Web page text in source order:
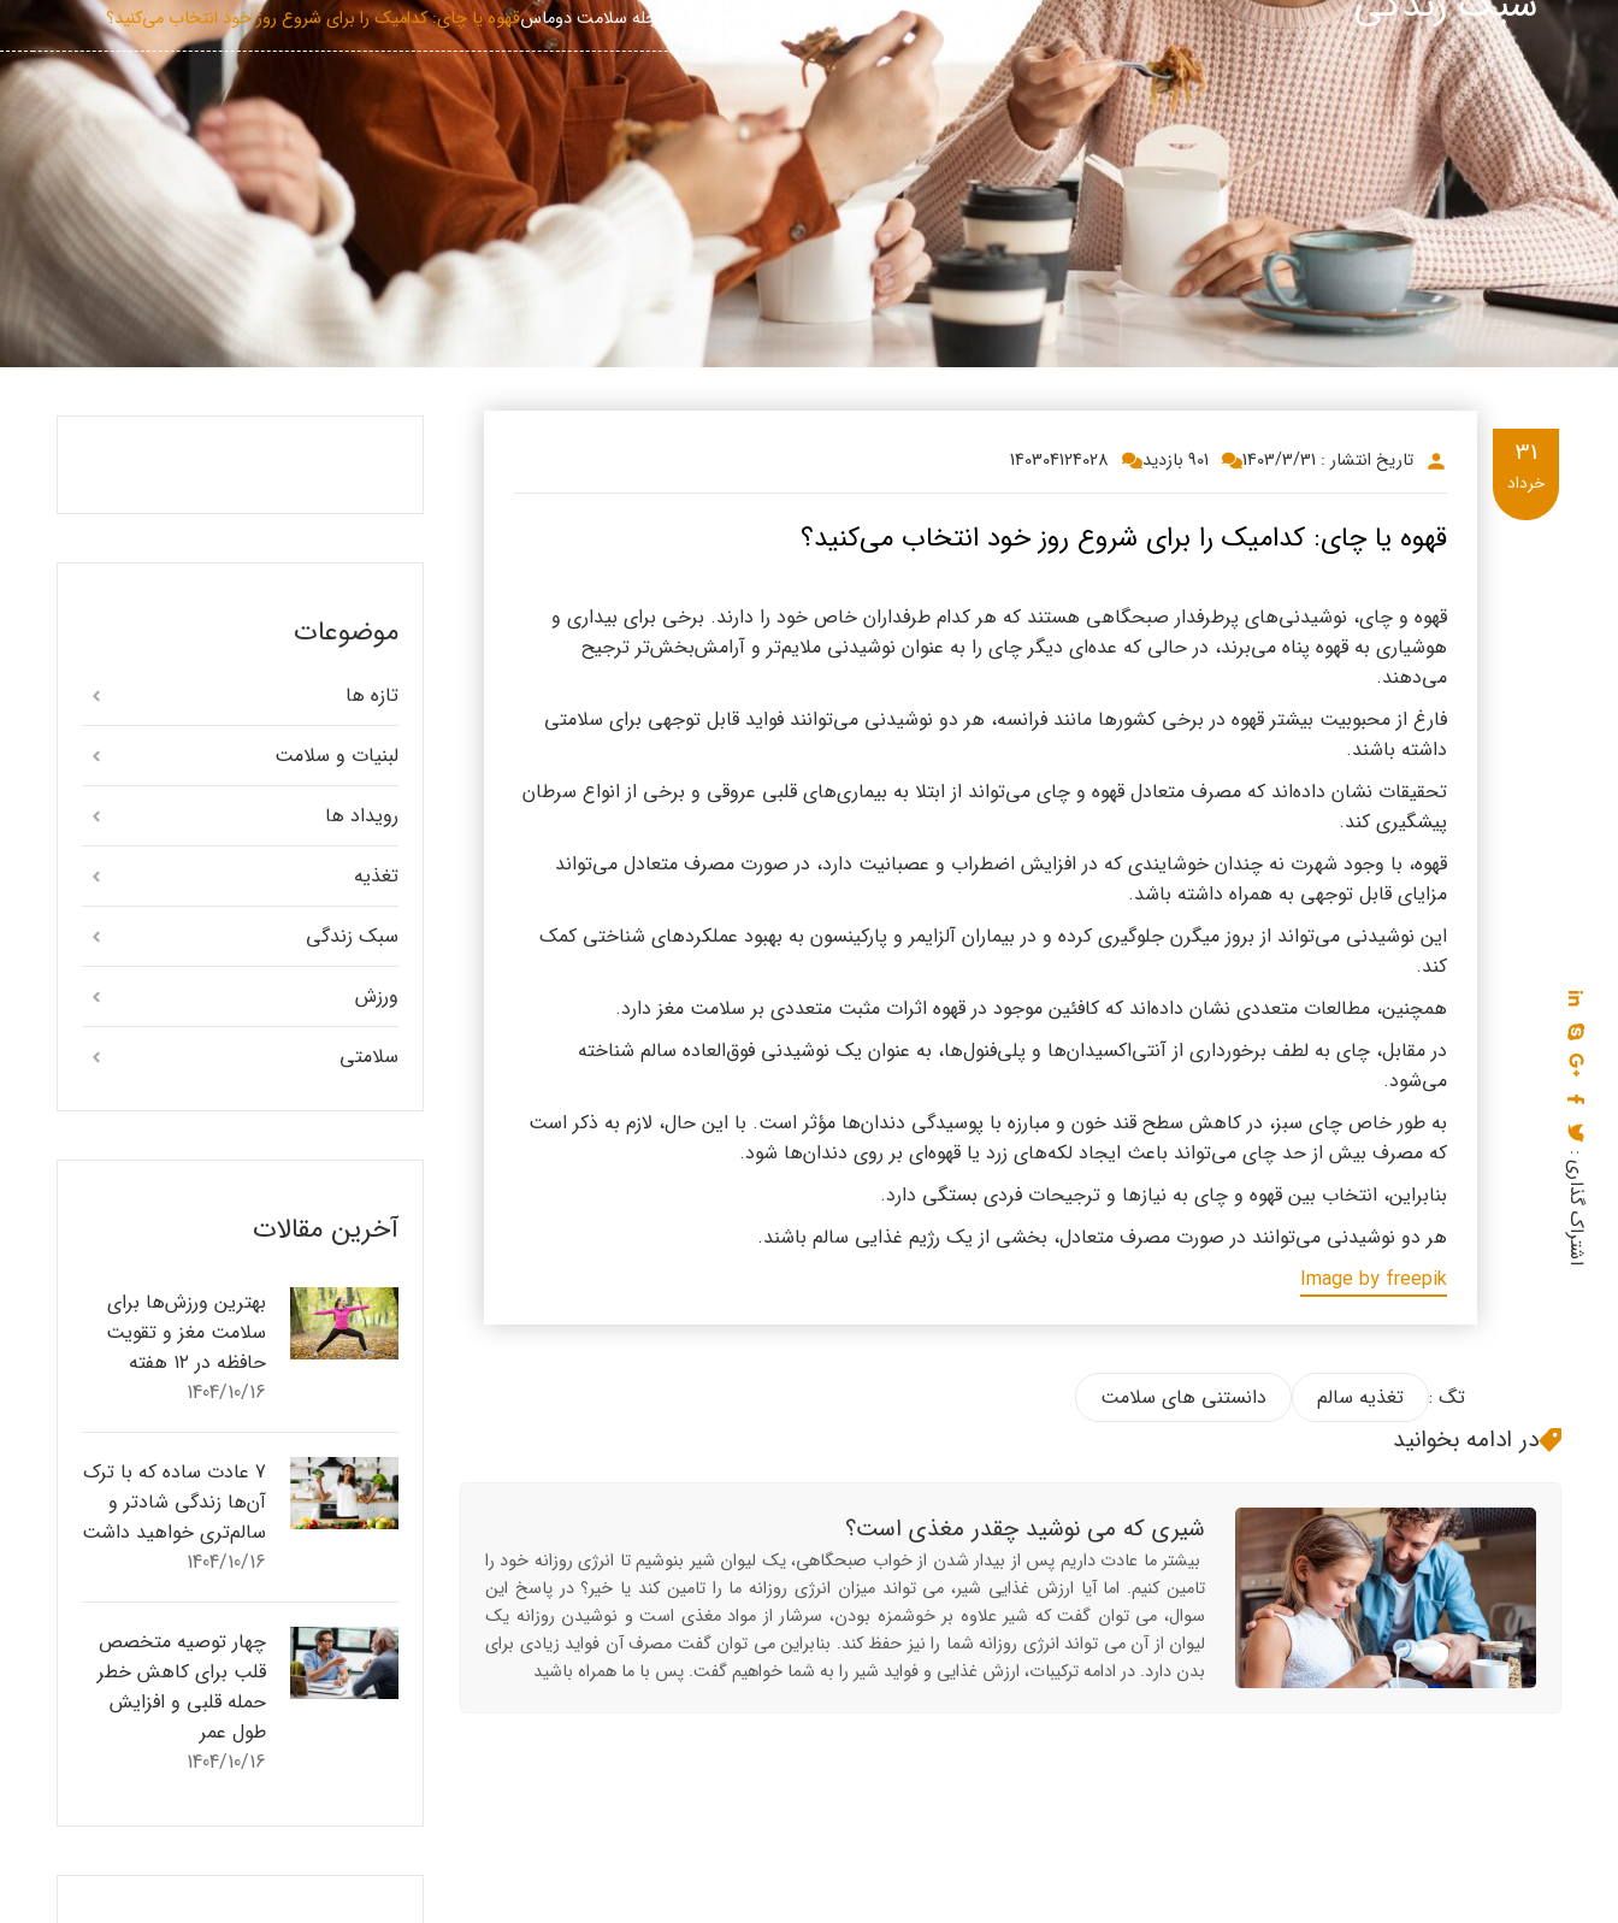
کشک
خامه
سینما دوماس
رادیو دوماس
دانستنی های سلامت
گالری تصاویر
English
Russian
Arabic
Turkish
مجله سلامت دوماسقهوه یا چای: کدامیک را برای شروع روز خود انتخاب می‌کنید؟
تاریخ انتشار : 1403/3/31 901 بازدید 140304124028 31
خرداد
قهوه یا چای: کدامیک را برای شروع روز خود انتخاب می‌کنید؟
قهوه و چای، نوشیدنی‌های پرطرفدار صبحگاهی هستند که هر کدام طرفداران خاص خود را دارند. برخی برای بیداری و
هوشیاری به قهوه پناه می‌برند، در حالی که عده‌ای دیگر چای را به عنوان نوشیدنی ملایم‌تر و آرامش‌بخش‌تر ترجیح
می‌دهند.
فارغ از محبوبیت بیشتر قهوه در برخی کشورها مانند فرانسه، هر دو نوشیدنی می‌توانند فواید قابل توجهی برای سلامتی
داشته باشند.
تحقیقات نشان داده‌اند که مصرف متعادل قهوه و چای می‌تواند از ابتلا به بیماری‌های قلبی عروقی و برخی از انواع سرطان
پیشگیری کند.
قهوه، با وجود شهرت نه چندان خوشایندی که در افزایش اضطراب و عصبانیت دارد، در صورت مصرف متعادل می‌تواند
مزایای قابل توجهی به همراه داشته باشد.
این نوشیدنی می‌تواند از بروز میگرن جلوگیری کرده و در بیماران آلزایمر و پارکینسون به بهبود عملکردهای شناختی کمک
کند.
همچنین، مطالعات متعددی نشان داده‌اند که کافئین موجود در قهوه اثرات مثبت متعددی بر سلامت مغز دارد.
در مقابل، چای به لطف برخورداری از آنتی‌اکسیدان‌ها و پلی‌فنول‌ها، به عنوان یک نوشیدنی فوق‌العاده سالم شناخته
می‌شود.
به طور خاص چای سبز، در کاهش سطح قند خون و مبارزه با پوسیدگی دندان‌ها مؤثر است. با این حال، لازم به ذکر است
که مصرف بیش از حد چای می‌تواند باعث ایجاد لکه‌های زرد یا قهوه‌ای بر روی دندان‌ها شود.
بنابراین، انتخاب بین قهوه و چای به نیازها و ترجیحات فردی بستگی دارد.
هر دو نوشیدنی می‌توانند در صورت مصرف متعادل، بخشی از یک رژیم غذایی سالم باشند.
Image by freepik
اشتراک گذاری :
تگ : تغذیه سالم دانستنی های سلامت
در ادامه بخوانید
شیری که می نوشید چقدر مغذی است؟
بیشتر ما عادت داریم پس از بیدار شدن از خواب صبحگاهی، یک لیوان شیر بنوشیم تا انرژی روزانه خود را
تامین کنیم. اما آیا ارزش غذایی شیر، می تواند میزان انرژی روزانه ما را تامین کند یا خیر؟ در پاسخ این
سوال، می توان گفت که شیر علاوه بر خوشمزه بودن، سرشار از مواد مغذی است و نوشیدن روزانه یک
لیوان از آن می تواند انرژی روزانه شما را نیز حفظ کند. بنابراین می توان گفت مصرف آن فواید زیادی برای
بدن دارد. در ادامه ترکیبات، ارزش غذایی و فواید شیر را به شما خواهیم گفت. پس با ما همراه باشید
موضوعات
تازه ها
لبنیات و سلامت
رویداد ها
تغذیه
سبک زندگی
ورزش
سلامتی
آخرین مقالات
بهترین ورزش‌ها برای
سلامت مغز و تقویت
حافظه در ۱۲ هفته
1404/10/16
7 عادت ساده که با ترک
آن‌ها زندگی شادتر و
سالم‌تری خواهید داشت
1404/10/16
چهار توصیه متخصص
قلب برای کاهش خطر
حمله قلبی و افزایش
طول عمر
1404/10/16